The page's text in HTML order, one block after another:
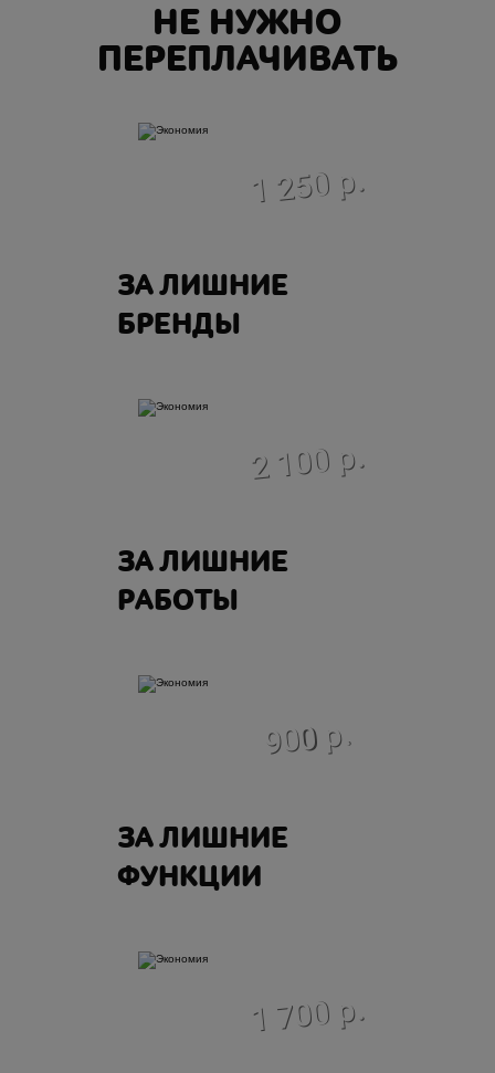
НЕ НУЖНО
ПЕРЕПЛАЧИВАТЬ
1 250 р.
ЗА ЛИШНИЕ
БРЕНДЫ
2 100 р.
ЗА ЛИШНИЕ
РАБОТЫ
900 р.
ЗА ЛИШНИЕ
ФУНКЦИИ
1 700 р.